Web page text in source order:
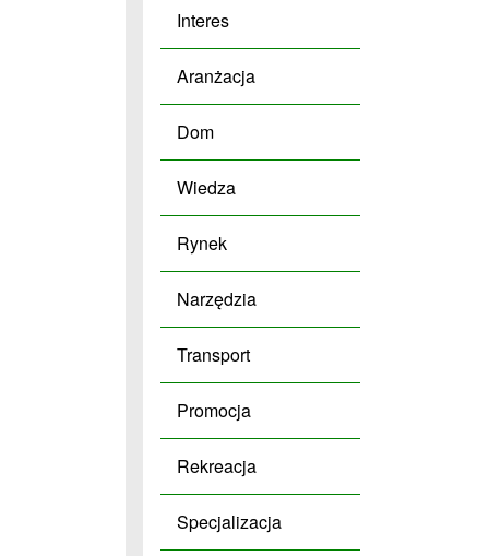
Interes
Aranżacja
Dom
Wiedza
Rynek
Narzędzia
Transport
Promocja
Rekreacja
Specjalizacja